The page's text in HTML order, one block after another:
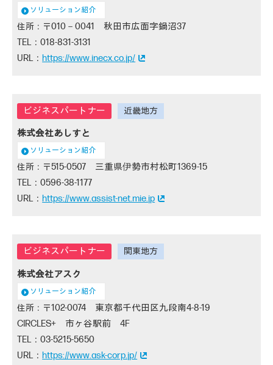
ソリューション紹介
010－0041 秋田市広面字鍋沼37
018-831-3131
https://www.inecx.co.jp/
株式会社あしすと
ソリューション紹介
515-0507 三重県伊勢市村松町1369-15
0596-38-1177
https://www.assist-net.mie.jp
株式会社アスク
ソリューション紹介
102-0074 東京都千代田区九段南4-8-19
CIRCLES+ 市ヶ谷駅前 4F
03-5215-5650
https://www.ask-corp.jp/